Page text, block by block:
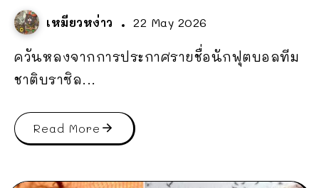
เหมียวหง่าว 22 May 2026
ควันหลงจากการประกาศรายชื่อนักฟุตบอลทีม
ชาติบราซิล...
Read More